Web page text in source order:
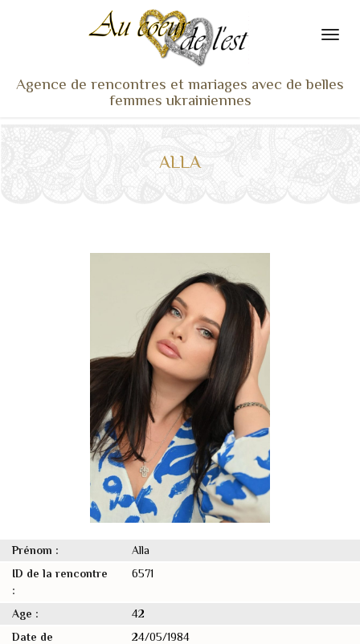
Agence de rencontres et mariages avec de belles
femmes ukrainiennes
NOS ADHÉRENTES
ACTUS
COACHING RENCONTRE
NOTRE DIFFÉRENCE
CONTACT
ALLA
Prénom :
Alla
ID de la rencontre
:
6571
Age :
42
Date de
24/05/1984